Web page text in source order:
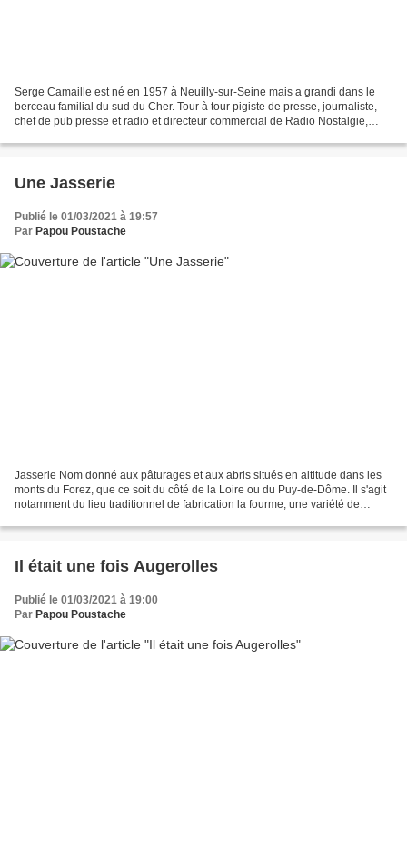
Serge Camaille est né en 1957 à Neuilly-sur-Seine mais a grandi dans le
berceau familial du sud du Cher. Tour à tour pigiste de presse, journaliste,
chef de pub presse et radio et directeur commercial de Radio Nostalgie,
Une Jasserie
Publié le 01/03/2021 à 19:57
Par Papou Poustache
Jasserie Nom donné aux pâturages et aux abris situés en altitude dans les
monts du Forez, que ce soit du côté de la Loire ou du Puy-de-Dôme. Il s'agit
notamment du lieu traditionnel de fabrication la fourme, une variété de
Il était une fois Augerolles
Publié le 01/03/2021 à 19:00
Par Papou Poustache